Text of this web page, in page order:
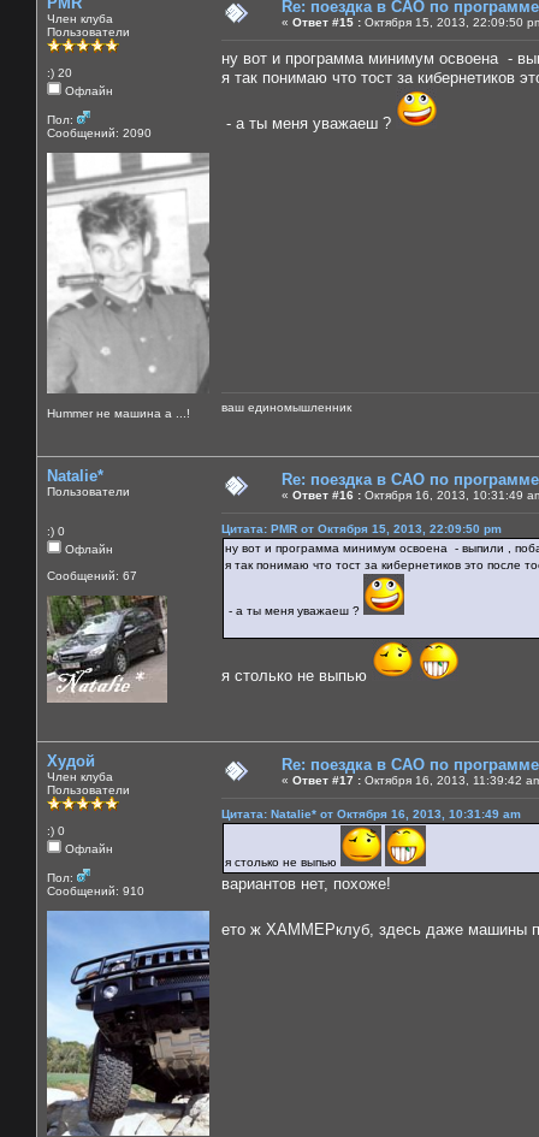
Член клуба
Пользователи
:) 20
Офлайн
Пол:
Сообщений: 2090
Нummer не машина а ...!
Re: поездка в САО по
« Ответ #15 : Октября 15, 2013, 22:09:50
ну вот и программа минимум освоена -
я так понимаю что тост за кибернетиков
- а ты меня уважаеш ?
ваш единомышленник
Natalie*
Пользователи
:) 0
Офлайн
Сообщений: 67
Re: поездка в САО по
« Ответ #16 : Октября 16, 2013, 10:31:49
Цитата: PMR от Октября 15, 2013, 22:09:50 pm
ну вот и программа минимум освоена - выпили ,
я так понимаю что тост за кибернетиков это после
- а ты меня уважаеш ?
я столько не выпью
Худой
Член клуба
Пользователи
:) 0
Офлайн
Пол:
Сообщений: 910
Re: поездка в САО по
« Ответ #17 : Октября 16, 2013, 11:39:42
Цитата: Natalie* от Октября 16, 2013, 10:31:49 am
я столько не выпью
вариантов нет, похоже!
ето ж ХАММЕРклуб, здесь даже машины